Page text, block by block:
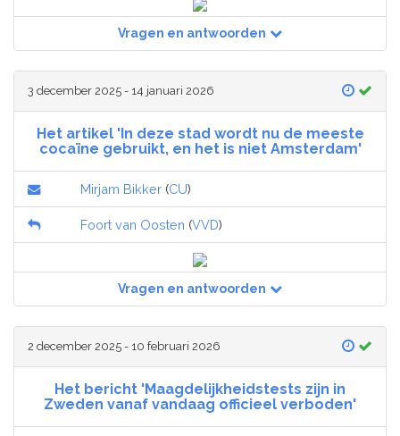
Vragen en antwoorden
3 december 2025 - 14 januari 2026
Het artikel 'In deze stad wordt nu de meeste
cocaïne gebruikt, en het is niet Amsterdam'
Mirjam Bikker (CU)
Foort van Oosten (VVD)
Vragen en antwoorden
2 december 2025 - 10 februari 2026
Het bericht 'Maagdelijkheidstests zijn in
Zweden vanaf vandaag officieel verboden'